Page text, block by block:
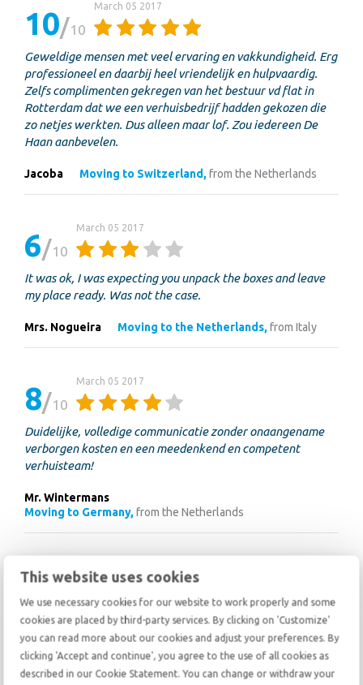
This website uses cookies
We use necessary cookies for our website to work properly and some
cookies are placed by third-party services. By clicking on 'Customize'
you can read more about our cookies and adjust your preferences. By
clicking 'Accept and continue', you agree to the use of all cookies as
described in our Cookie Statement. You can change or withdraw your
10 10
March 05 2017
Geweldige mensen met veel ervaring en vakkundigheid. Erg
professioneel en daarbij heel vriendelijk en hulpvaardig.
Zelfs complimenten gekregen van het bestuur vd flat in
Rotterdam dat we een verhuisbedrijf hadden gekozen die
zo netjes werkten. Dus alleen maar lof. Zou iedereen De
Haan aanbevelen.
Jacoba Moving to Switzerland,from the Netherlands
6 10
March 05 2017
It was ok, I was expecting you unpack the boxes and leave
my place ready. Was not the case.
Mrs. Nogueira Moving to the Netherlands,from Italy
8 10
March 05 2017
Duidelijke, volledige communicatie zonder onaangename
verborgen kosten en een meedenkend en competent
verhuisteam!
Mr. Wintermans
Moving to Germany,from the Netherlands
9
"Dennis Bedankt!"
Mr. Haak Moving to Panama, from the Netherlands